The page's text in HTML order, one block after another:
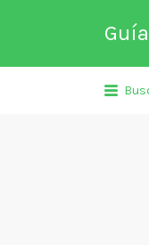
Buscar
por: